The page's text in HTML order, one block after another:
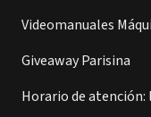
Videomanuales
Giveaway Parisina
Horario de atención: